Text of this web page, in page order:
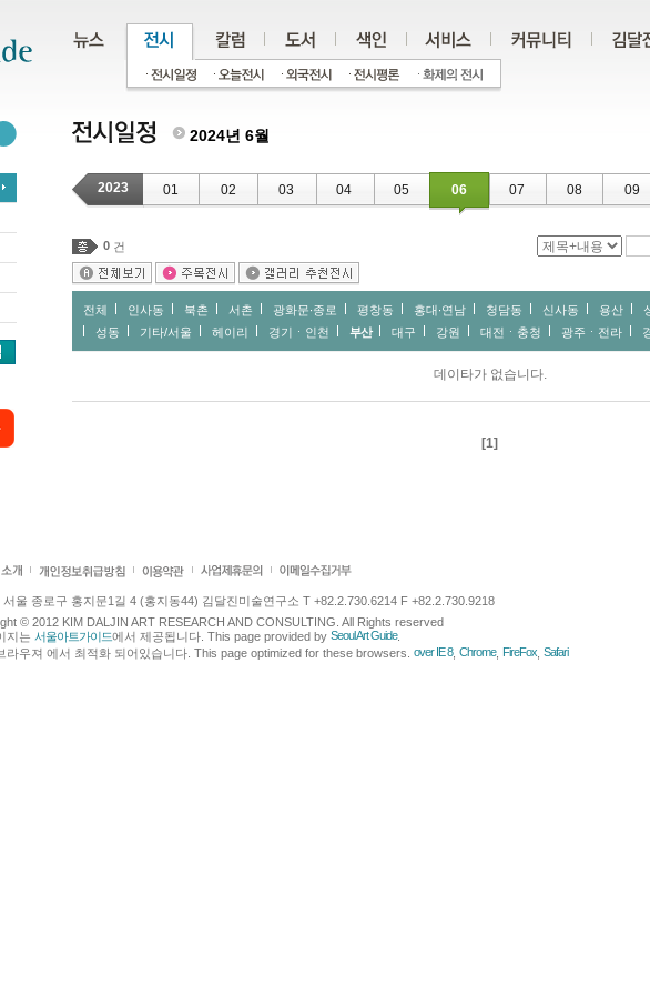
2024년 6월
2023 01 02 03 04 05 06 07 08 09
0 건
전체 인사동 북촌 서촌 광화문∙종로 평창동 홍대∙연남 청담동 신사동 용산
성동
기타/서울 헤이리 경기ㆍ인천 부산 대구 강원 대전ㆍ충청 광주ㆍ전라
데이타가 없습니다.
[1]
서울 종로구 홍지문1길 4 (홍지동44) 김달진미술연구소 T +82.2.730.6214 F +82.2.730.9218
© 2012 KIM DALJIN ART RESEARCH AND CONSULTING. All Rights reserved
지는 서울아트가이드에서 제공됩니다. This page provided by Seoul Art Guide.
라우져 에서 최적화 되어있습니다. This page optimized for these browsers. over IE 8, Chrome, FireFox Safari